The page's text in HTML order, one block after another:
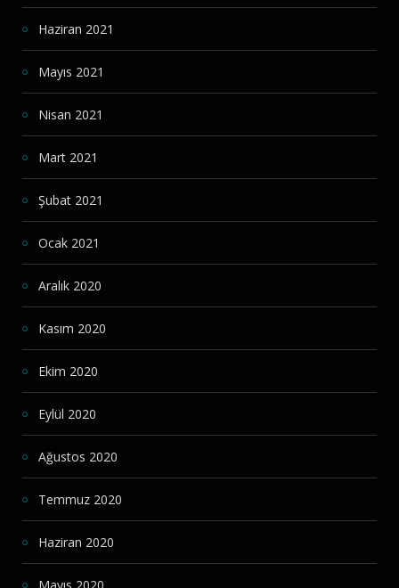
Haziran 2021
Mayıs 2021
Nisan 2021
Mart 2021
Şubat 2021
Ocak 2021
Aralık 2020
Kasım 2020
Ekim 2020
Eylül 2020
Ağustos 2020
Temmuz 2020
Haziran 2020